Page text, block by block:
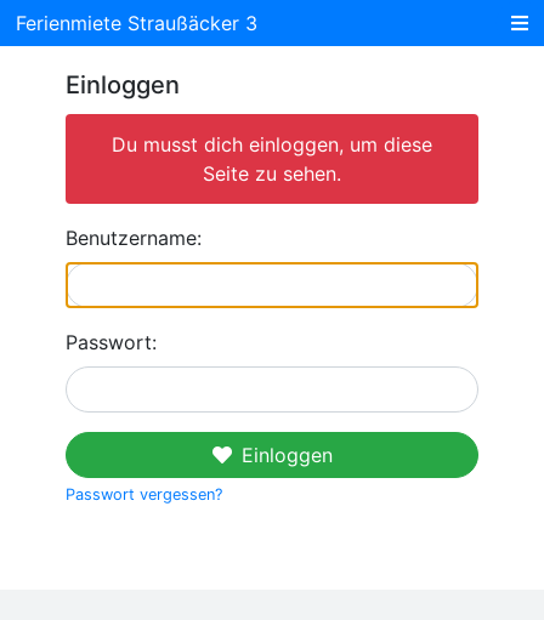
Ferienmiete Straußäcker 3
Einloggen
Du musst dich einloggen, um diese
Seite zu sehen.
Benutzername:
Passwort:
Einloggen
Passwort vergessen?